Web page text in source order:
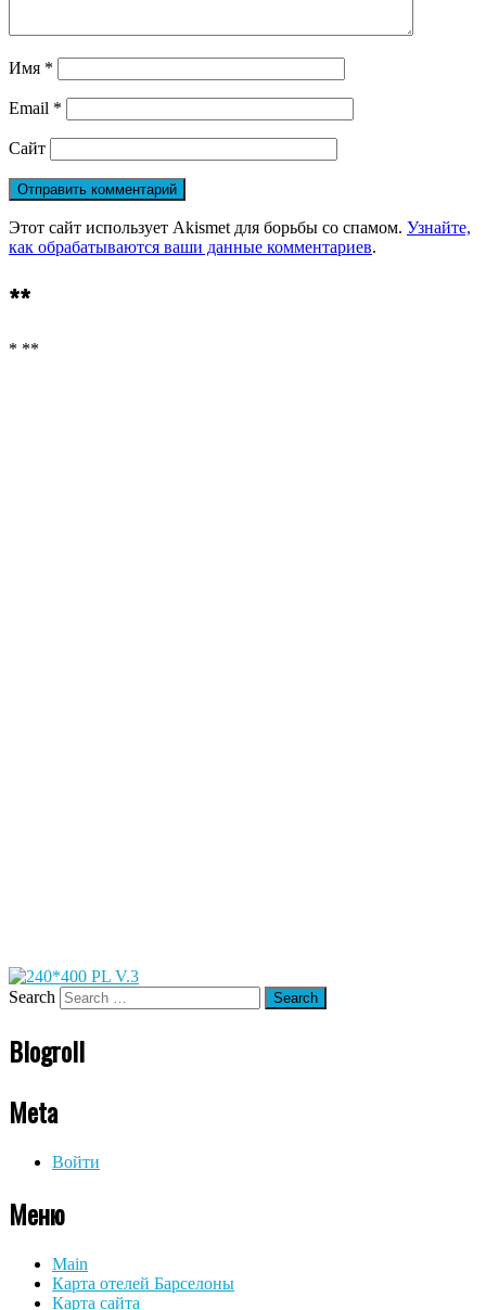
Имя *
Email *
Сайт
Этот сайт использует Akismet для борьбы со спамом. Узнайте,
как обрабатываются ваши данные комментариев.
**
* **
Search
Blogroll
Meta
Войти
Меню
Main
Карта отелей Барселоны
Карта сайта